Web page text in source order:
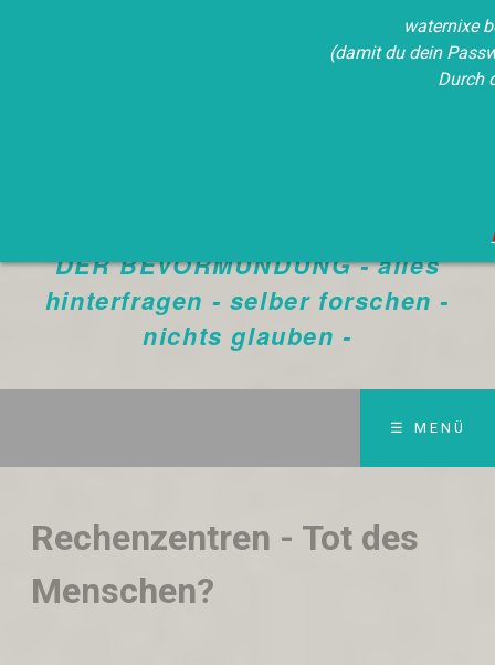
waternixe
(damit du dein
Durch
DER BEVORMUNDUNG - alles
hinterfragen - selber forschen -
nichts glauben -
☰ MENÜ
Rechenzentren - Tot des
Menschen?